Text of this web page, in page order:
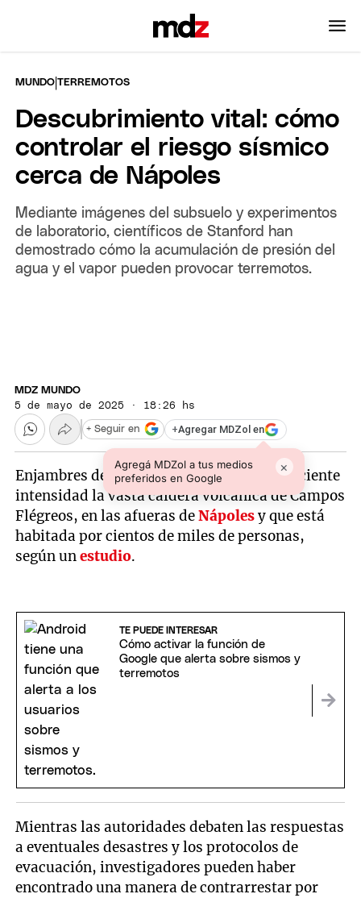
MUNDO |TERREMOTOS
Descubrimiento vital: cómo
controlar el riesgo sísmico
cerca de Nápoles
Mediante imágenes del subsuelo y experimentos
de laboratorio, científicos de Stanford han
demostrado cómo la acumulación de presión del
agua y el vapor pueden provocar terremotos.
MDZ MUNDO
5 de mayo de 2025 · 18:26 hs
+Agregar MDZol en
Agregá MDZol a tus medios
preferidos en Google
×
+ Seguir en
Enjambres de terremotossacuden con creciente
intensidad la vasta caldera volcánica de Campos
Flégreos, en las afueras deNápolesy que está
habitada por cientos de miles de personas,
según unestudio.
TE PUEDE INTERESAR
Cómo activar la función de
Google que alerta sobre sismos y
terremotos
Mientras las autoridades debaten las respuestas
a eventuales desastres y los protocolos de
evacuación, investigadores pueden haber
encontrado una manera de contrarrestar por